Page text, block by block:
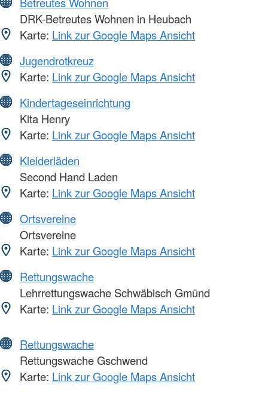
DRK-Betreutes Wohnen in Heubach
Karte: Link zur Google Maps Ansicht
Jugendrotkreuz
Karte: Link zur Google Maps Ansicht
Kindertageseinrichtung
Kita Henry
Karte: Link zur Google Maps Ansicht
Kleiderläden
Second Hand Laden
Karte: Link zur Google Maps Ansicht
Ortsvereine
Ortsvereine
Karte: Link zur Google Maps Ansicht
Rettungswache
Lehrrettungswache Schwäbisch Gmünd
Karte: Link zur Google Maps Ansicht
Rettungswache
Rettungswache Gschwend
Karte: Link zur Google Maps Ansicht